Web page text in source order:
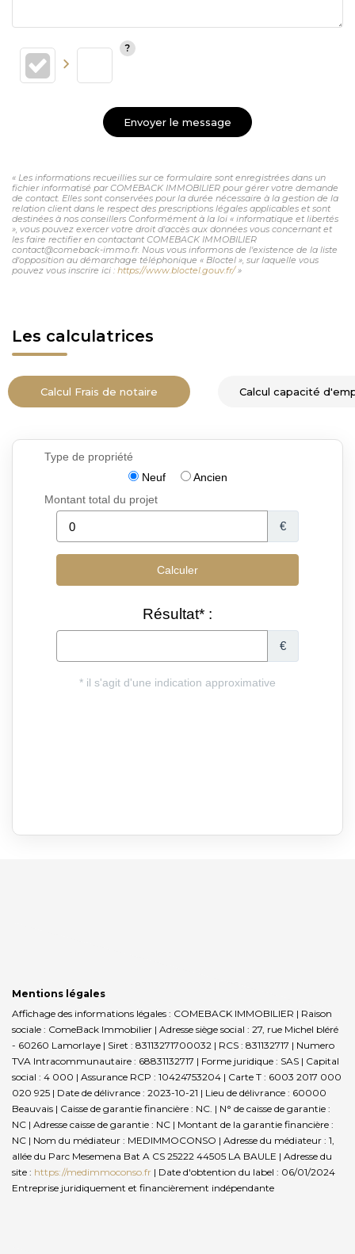
Envoyer le message
« Les informations recueillies sur ce formulaire sont enregistrées dans un
fichier informatisé par COMEBACK IMMOBILIER pour gérer votre demande
de contact. Elles sont conservées pour la durée nécessaire à la gestion de la
relation client dans le respect des prescriptions légales applicables et sont
destinées à nos conseillers Conformément à la loi « informatique et libertés
», vous pouvez exercer votre droit d'accès aux données vous concernant et
les faire rectifier en contactant COMEBACK IMMOBILIER
contact@comeback-immo.fr. Nous vous informons de l'existence de la liste
d'opposition au démarchage téléphonique « Bloctel », sur laquelle vous
pouvez vous inscrire ici : https://www.bloctel.gouv.fr/»
Les calculatrices
Calcul Frais de notaire Calcul capacité
Mentions légales
Affichage des informations légales : COMEBACK IMMOBILIER | Raison
sociale : ComeBack Immobilier | Adresse siège social : 27, rue Michel bléré
- 60260 Lamorlaye | Siret : 83113271700032 | RCS : 831132717 | Numero
TVA Intracommunautaire : 68831132717 | Forme juridique : SAS | Capital
social : 4 000 | Assurance RCP : 10424753204 | Carte T : 6003 2017 000
020 925 | Date de délivrance : 2023-10-21 | Lieu de délivrance : 60000
Beauvais | Caisse de garantie financière : NC. | N° de caisse de garantie :
NC | Adresse caisse de garantie : NC | Montant de la garantie financière :
NC | Nom du médiateur : MEDIMMOCONSO | Adresse du médiateur : 1,
allée du Parc Mesemena Bat A CS 25222 44505 LA BAULE | Adresse du
site : https://medimmoconso.fr | Date d'obtention du label : 06/01/2024
Entreprise juridiquement et financièrement indépendante